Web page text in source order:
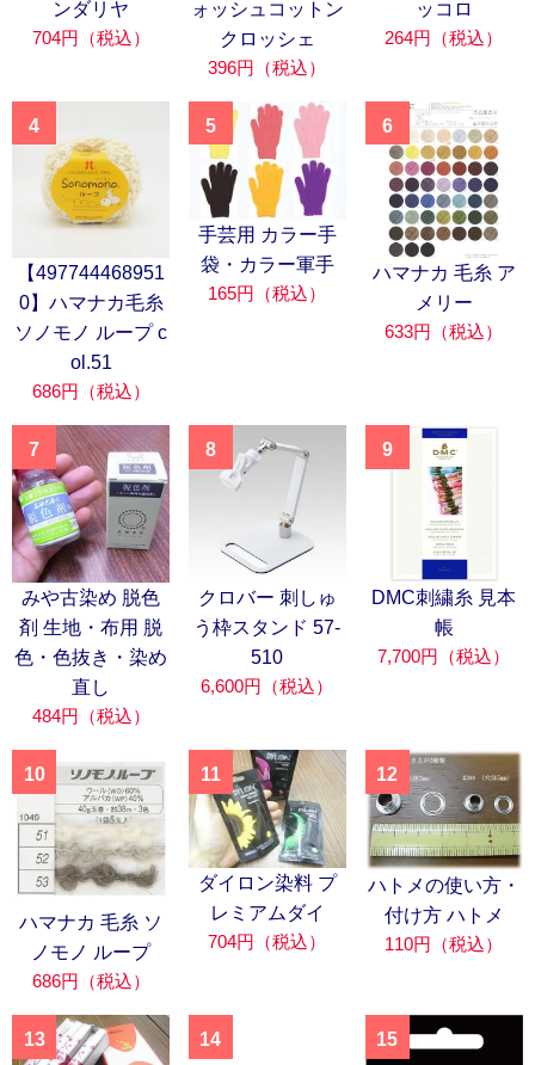
ンダリヤ
704円（税込）
ォッシュコットン
クロッシェ
396円（税込）
ッコロ
264円（税込）
4
【497744468951
0】ハマナカ毛糸
ソノモノ ループ c
ol.51
686円（税込）
5
手芸用 カラー手
袋・カラー軍手
165円（税込）
6
ハマナカ 毛糸 ア
メリー
633円（税込）
7
みや古染め 脱色
剤 生地・布用 脱
色・色抜き・染め
直し
484円（税込）
8
クロバー 刺しゅ
う枠スタンド 57-
510
6,600円（税込）
9
DMC刺繍糸 見本
帳
7,700円（税込）
10
ハマナカ 毛糸 ソ
ノモノ ループ
686円（税込）
11
ダイロン染料 プ
レミアムダイ
704円（税込）
12
ハトメの使い方・
付け方 ハトメ
110円（税込）
13 14 15